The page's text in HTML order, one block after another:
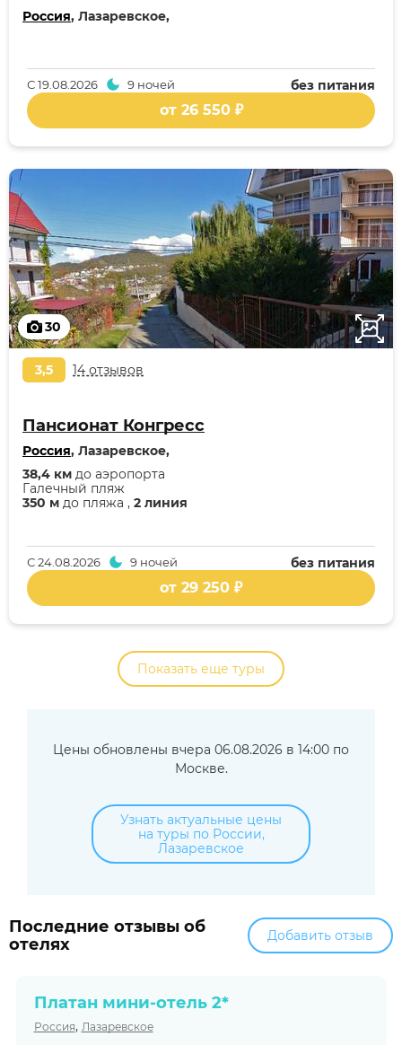
Россия, Лазаревское,
без питания
С19.08.2026 9 ночей
от 26 550 ₽
30
3,5 14 отзывов
Пансионат Конгресс
Россия, Лазаревское,
350 м до пляжа , 2 линия
Галечный пляж
38,4 км до аэропорта
без питания
С24.08.2026 9 ночей
от 29 250 ₽
Показать еще туры
Цены обновлены вчера 06.08.2026 в 14:00 по
Москве.
Узнать актуальные цены
на туры по России,
Лазаревское
Последние отзывы об
отелях
Добавить отзыв
Платан мини-отель 2*
Россия, Лазаревское